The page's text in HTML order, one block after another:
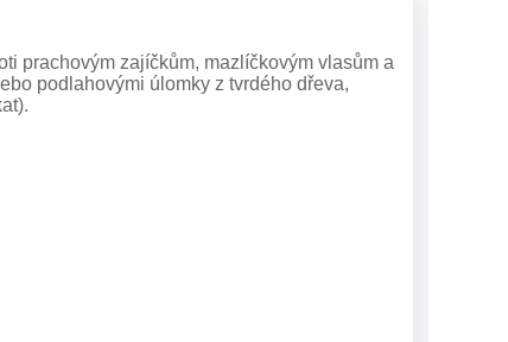
prachovým zajíčkům, mazlíčkovým vlasům a
podlahovými úlomky z tvrdého dřeva,